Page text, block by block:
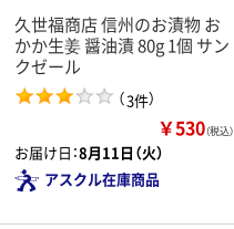
久世福商店 信州のお漬物 お
かか生姜 醤油漬 80g 1個 サン
クゼール
（3件）
￥530（税込）
お届け日：8月11日（火）
アスクル在庫商品